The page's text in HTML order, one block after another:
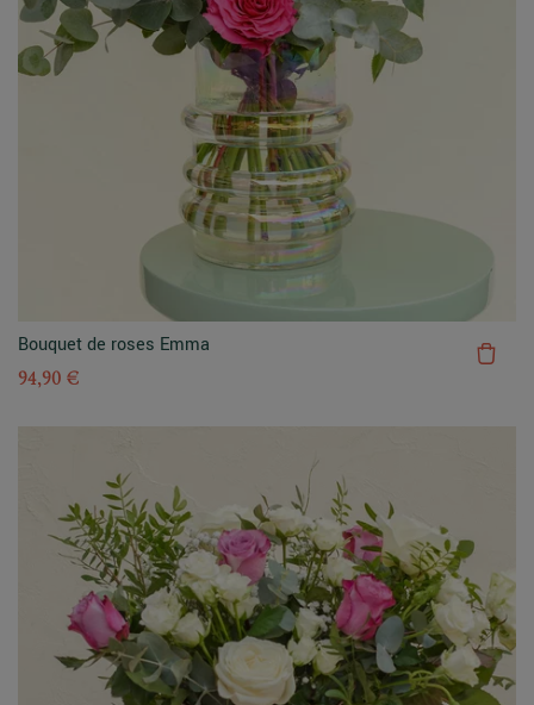
Bouquet de roses Emma
94,90 €